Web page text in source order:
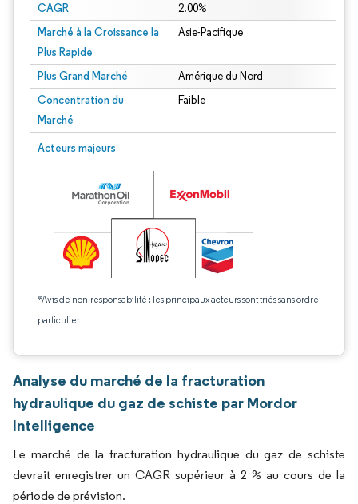
CAGR 2.00%
Marché à la Croissance la
Plus Rapide
Asie-Pacifique
Plus Grand Marché Amérique du Nord
Concentration du
Marché
Faible
Acteurs majeurs
*Avis de non-responsabilité : les principaux acteurs sont triés sans ordre
particulier
Analyse du marché de la fracturation
hydraulique du gaz de schiste par Mordor
Intelligence
Le marché de la fracturation hydraulique du gaz de schiste
devrait enregistrer un CAGR supérieur à 2 % au cours de la
période de prévision.